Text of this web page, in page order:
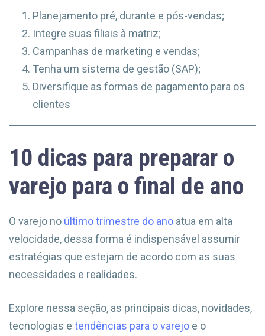
Planejamento pré, durante e pós-vendas;
Integre suas filiais à matriz;
Campanhas de marketing e vendas;
Tenha um sistema de gestão (SAP);
Diversifique as formas de pagamento para os
clientes
10 dicas para preparar o
varejo para o final de ano
O varejo no último trimestre do ano atua em alta
velocidade, dessa forma é indispensável assumir
estratégias que estejam de acordo com as suas
necessidades e realidades.
Explore nessa seção, as principais dicas, novidades,
tecnologias e tendências para o varejo e o